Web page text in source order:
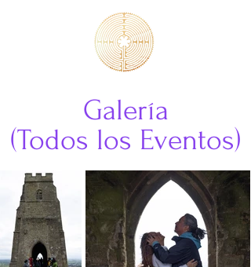
Galería
(Todos los Eventos)